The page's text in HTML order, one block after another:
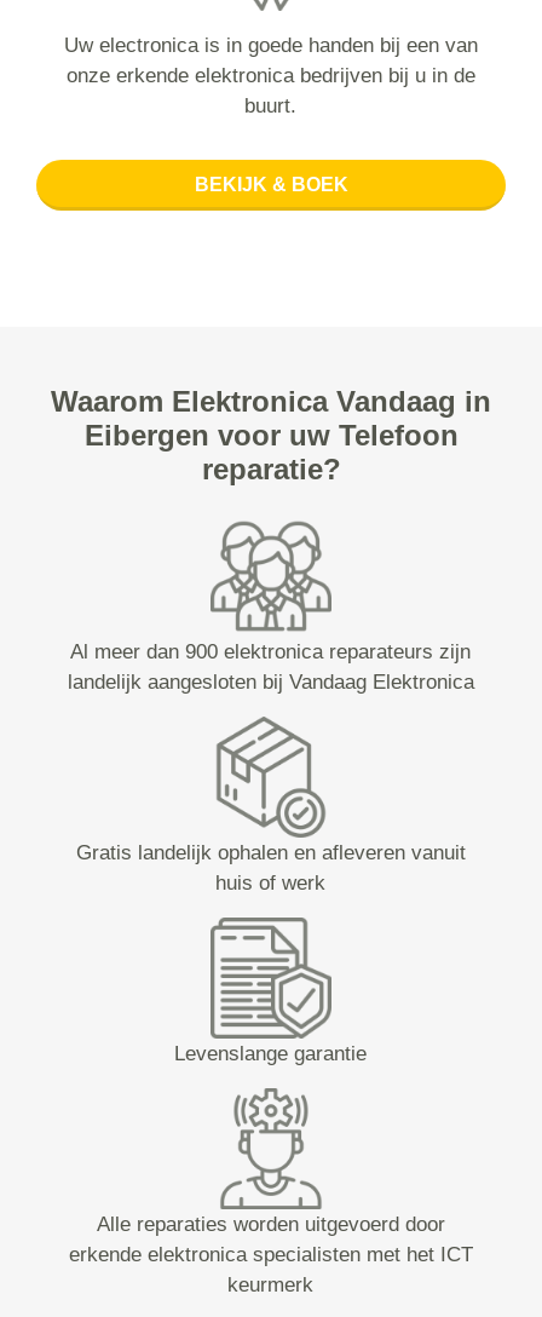
Uw electronica is in goede handen bij een van
onze erkende elektronica bedrijven bij u in de
buurt.
BEKIJK & BOEK
Waarom Elektronica Vandaag in
Eibergen voor uw Telefoon
reparatie?
Al meer dan 900 elektronica reparateurs zijn
landelijk aangesloten bij Vandaag Elektronica
Gratis landelijk ophalen en afleveren vanuit
huis of werk
Levenslange garantie
Alle reparaties worden uitgevoerd door
erkende elektronica specialisten met het ICT
keurmerk